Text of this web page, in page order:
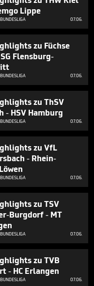
Lippe
07.06.
zu Füchse
Flensburg-
07.06.
zu ThSV
- HSV Hamburg
07.06.
zu VfL
- Rhein-
07.06.
zu TSV
Burgdorf - MT
07.06.
zu TVB
- HC Erlangen
07.06.